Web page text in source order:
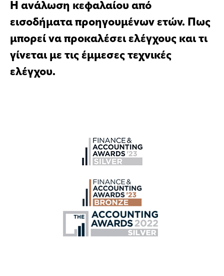
Η ανάλωση κεφαλαίου από
εισοδήματα προηγουμένων ετών. Πως
μπορεί να προκαλέσει ελέγχους και τι
γίνεται με τις έμμεσες τεχνικές
ελέγχου.